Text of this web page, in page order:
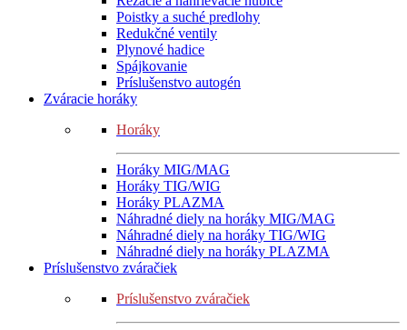
Poistky a suché predlohy
Redukčné ventily
Plynové hadice
Spájkovanie
Príslušenstvo autogén
Zváracie horáky
Horáky
Horáky MIG/MAG
Horáky TIG/WIG
Horáky PLAZMA
Náhradné diely na horáky MIG/MAG
Náhradné diely na horáky TIG/WIG
Náhradné diely na horáky PLAZMA
Príslušenstvo zváračiek
Príslušenstvo zváračiek